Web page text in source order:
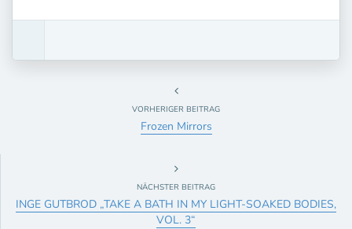
VORHERIGER BEITRAG
Frozen Mirrors
NÄCHSTER BEITRAG
INGE GUTBROD „TAKE A BATH IN MY LIGHT-SOAKED BODIES,
VOL. 3“